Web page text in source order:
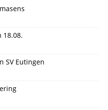
18.08.
SV Eutingen